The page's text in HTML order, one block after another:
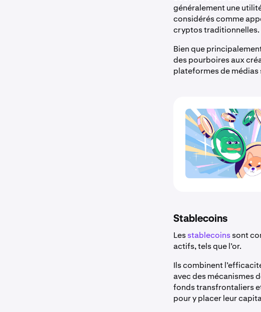
généralement une
considérés comme
cryptos traditionnelles.
Bien que
des pourboires aux
plateformes de médias
Stablecoins
Lesstablecoinssont
actifs, tels que l’or.
Ils combinent
avec des mécanismes
fonds transfrontaliers
pour y placer leur